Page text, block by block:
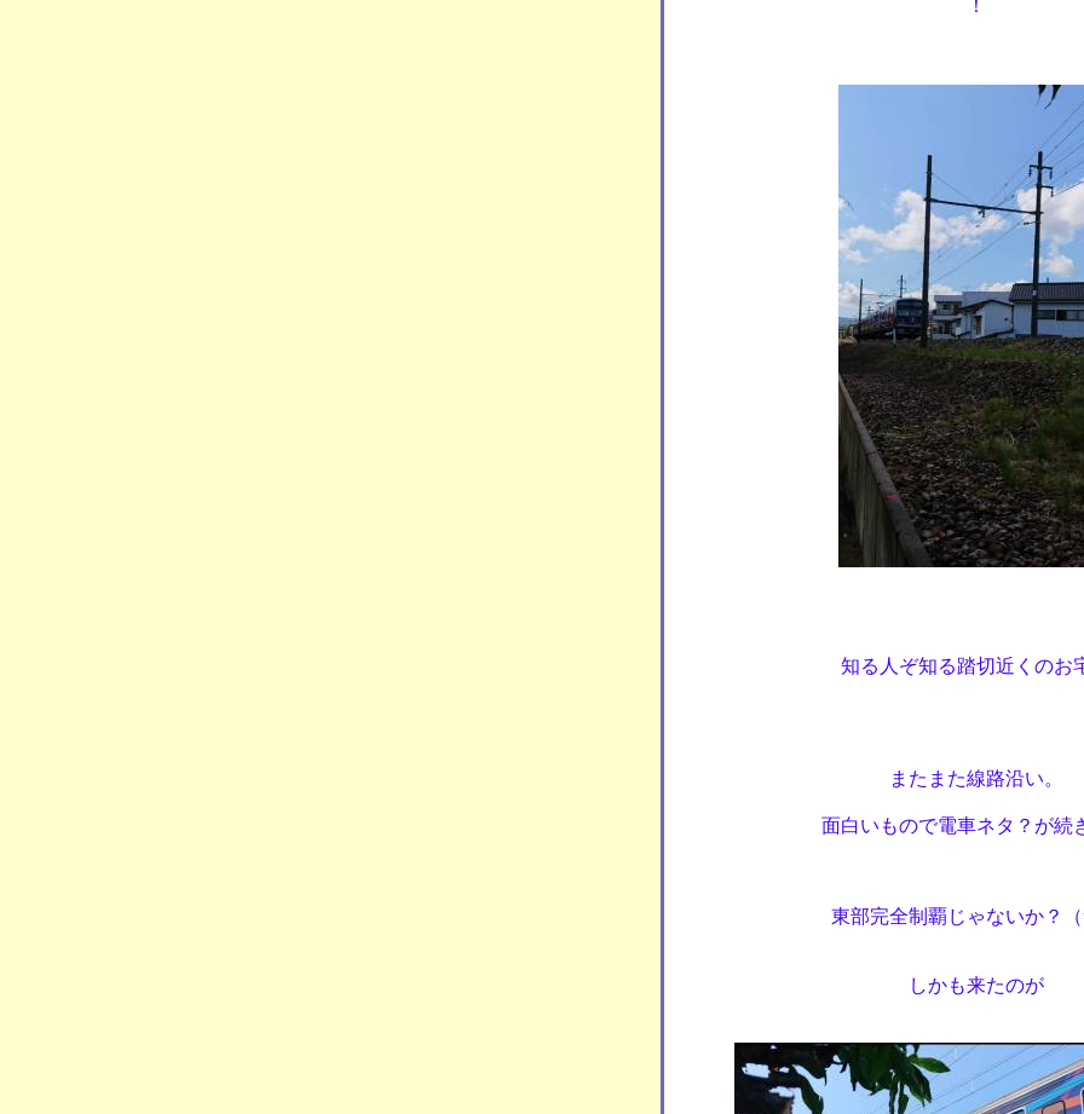
！
知る人ぞ知る踏切近くのお
またまた線路沿い。
面白いもので電車ネタ？が続
東部完全制覇じゃないか？
しかも来たのが